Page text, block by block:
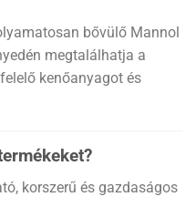
bővülő Mannol
megtalálhatja a
kenőanyagot és
korszerű és gazdaságos